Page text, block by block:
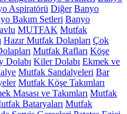
Aspiratörü Diğer Banyo
Bakım Setleri Banyo
MUTFAK Mutfak
Hazır Mutfak Dolapları Çok
Mutfak Rafları Köşe
Dolabı Kiler Dolabı Ekmek ve
Mutfak Sandalyeleri Bar
Mutfak Köşe Takımları
Masası ve Takımları Mutfak
Bataryaları Mutfak